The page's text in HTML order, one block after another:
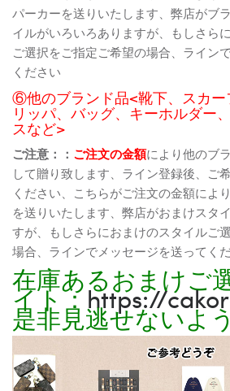
パーカーを送りいたします、弊店がブ
イルがいろいろありますが、もしさら
ご選択をご指定ご希望の場合、ライン
ください
⑥他のブランド品<靴下、スカー
リッパ、バッグ、キーホルダー
スなど>
ご注意：： ご注文の金額により他のブ
して贈り致します、ライン登録後、ご
ください、こちらがご注文の金額によ
を送りいたします、弊店がおまけスタ
すが、もしさらにおまけのスタイルご
場合、ラインでメッセージを送ってく
在庫あるおまけご
イト：https://
是非見逃せないよ